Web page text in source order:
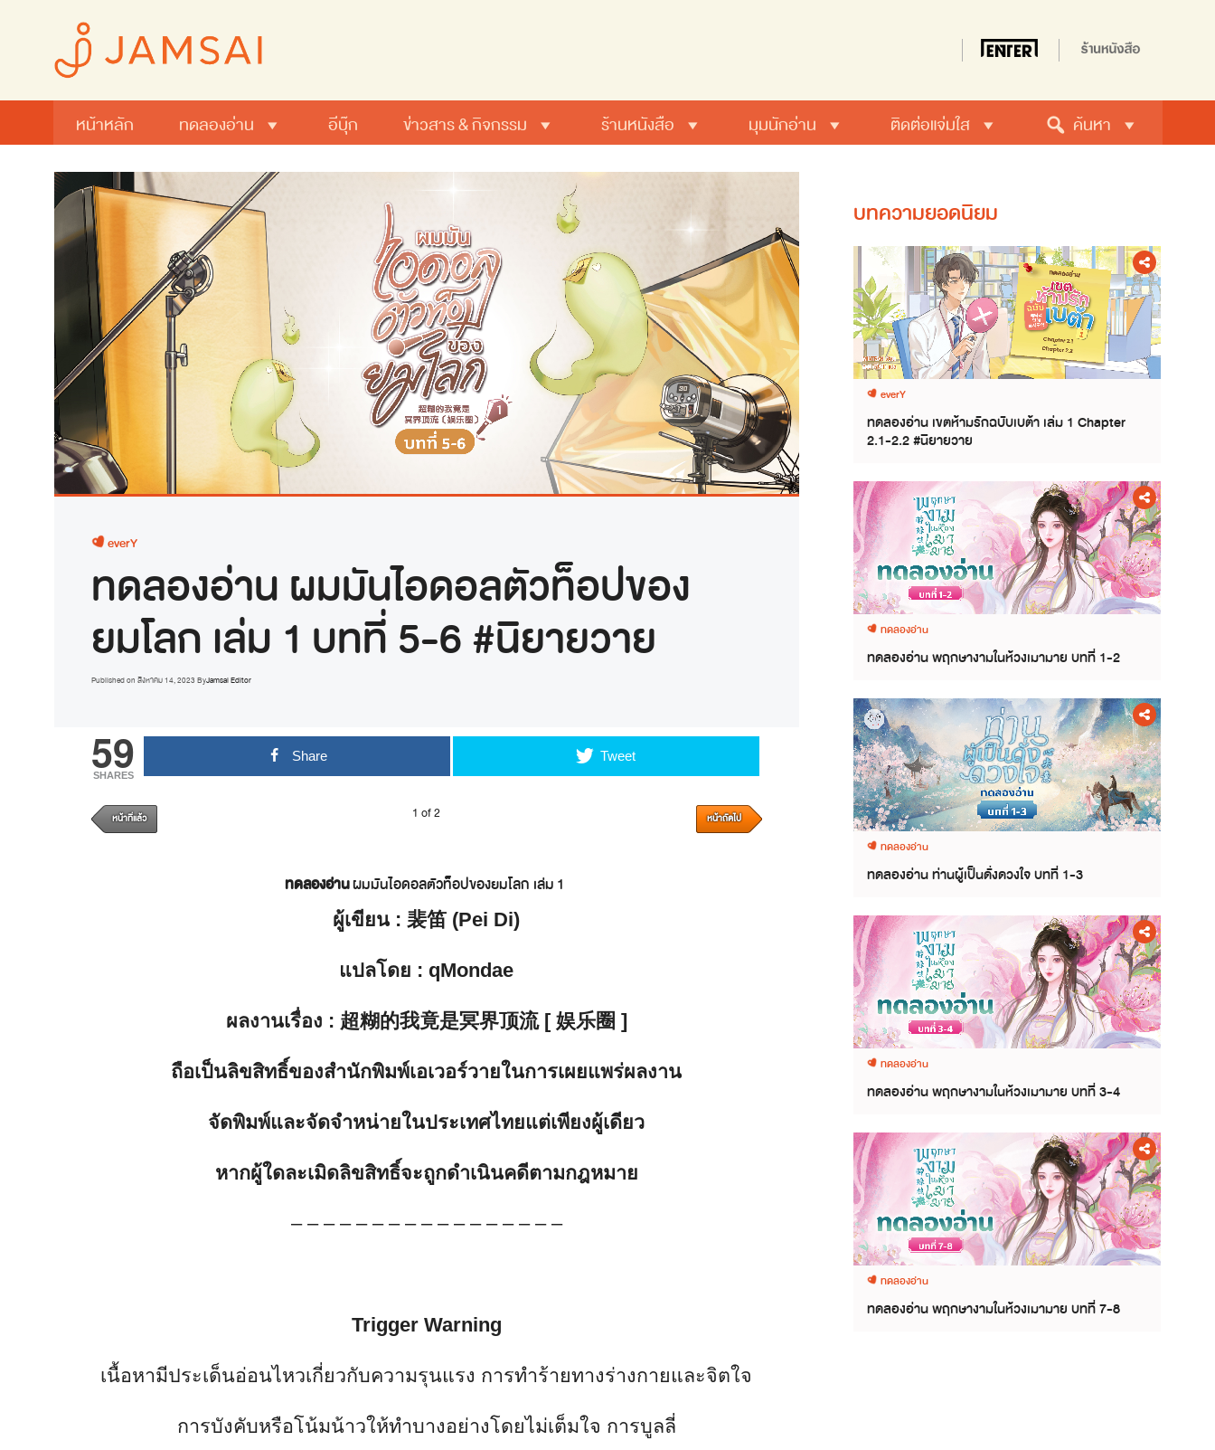
หน้าหลัก ทดลองอ่าน อีบุ๊ก ข่าวสาร & กิจกรรม ร้านหนังสือ มุมนักอ่าน ติดต่อแจ่มใส ค้นหา
everY
ทดลองอ่าน ผมมันไอดอลตัวท็อปของ
ยมโลก เล่ม 1 บทที่ 5-6 #นิยายวาย
Published on สิงหาคม 14, 2023 ByJamsai Editor
59
SHARES
Share Tweet
หน้าที่แล้ว 1 of 2 หน้าถัดไป
ทดลองอ่านผมมันไอดอลตัวท็อปของยมโลก เล่ม1
ผู้เขียน : 裴笛 (Pei Di)
แปลโดย : qMondae
ผลงานเรื่อง : 超糊的我竟是冥界顶流 [ 娱乐圈 ]
ถือเป็นลิขสิทธิ์ของสำนักพิมพ์เอเวอร์วายในการเผยแพร่ผลงาน
จัดพิมพ์และจัดจำหน่ายในประเทศไทยแต่เพียงผู้เดียว
หากผู้ใดละเมิดลิขสิทธิ์จะถูกดำเนินคดีตามกฎหมาย
– – – – – – – – – – – – – – – – –
Trigger Warning
เนื้อหามีประเด็นอ่อนไหวเกี่ยวกับความรุนแรง การทำร้ายทางร่างกายและจิตใจ
การบังคับหรือโน้มน้าวให้ทำบางอย่างโดยไม่เต็มใจ การบูลลี่
บทความยอดนิยม
everY
ทดลองอ่าน เขตห้ามรักฉบับเบต้า เล่ม 1 Chapter
2.1-2.2 #นิยายวาย
ทดลองอ่าน
ทดลองอ่าน พฤกษางามในห้วงเมามาย บทที่ 1-2
ทดลองอ่าน
ทดลองอ่าน ท่านผู้เป็นดั่งดวงใจ บทที่ 1-3
ทดลองอ่าน
ทดลองอ่าน พฤกษางามในห้วงเมามาย บทที่ 3-4
ทดลองอ่าน
ทดลองอ่าน พฤกษางามในห้วงเมามาย บทที่ 7-8